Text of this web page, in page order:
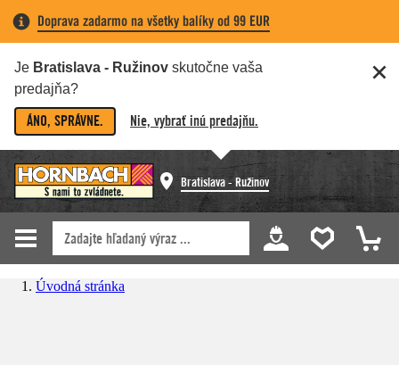
Doprava zadarmo na všetky balíky od 99 EUR
Je Bratislava - Ružinov skutočne vaša
predajňa?
ÁNO, SPRÁVNE. Nie, vybrať inú predajňu.
Bratislava - Ružinov
Úvodná stránka